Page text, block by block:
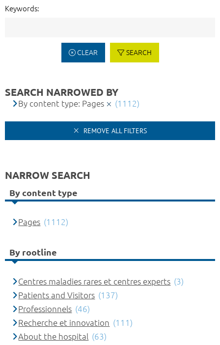
Keywords:
CLEAR SEARCH
SEARCH NARROWED BY
By content type: Pages (1112)
REMOVE ALL FILTERS
NARROW SEARCH
By content type
Pages (1112)
By rootline
Centres maladies rares et centres experts (3)
Patients and Visitors (137)
Professionnels (46)
Recherche et innovation (111)
About the hospital (63)